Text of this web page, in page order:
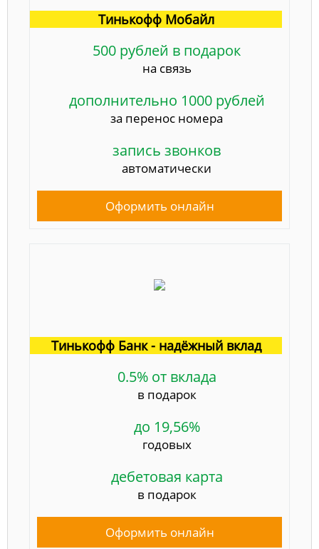
Тинькофф Мобайл
500 рублей в подарок
на связь
дополнительно 1000 рублей
за перенос номера
запись звонков
автоматически
Оформить онлайн
Тинькофф Банк - надёжный вклад
0.5% от вклада
в подарок
до 19,56%
годовых
дебетовая карта
в подарок
Оформить онлайн